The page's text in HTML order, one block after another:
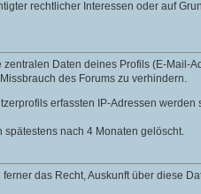
rechtlicher Interessen oder auf
Daten deines Profils (E-Mail-
des Forums zu verhindern.
erfassten IP-Adressen werden
nach 4 Monaten gelöscht.
das Recht, Auskunft über diese